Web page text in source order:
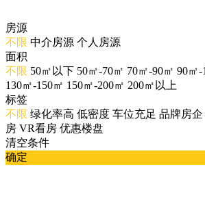
房源
不限 中介房源 个人房源
面积
不限 50㎡以下 50㎡-70㎡ 70㎡-90㎡ 90㎡-
130㎡-150㎡ 150㎡-200㎡ 200㎡以上
标签
不限 绿化率高 低密度 车位充足 品牌房企
房 VR看房 优惠楼盘
清空条件
确定